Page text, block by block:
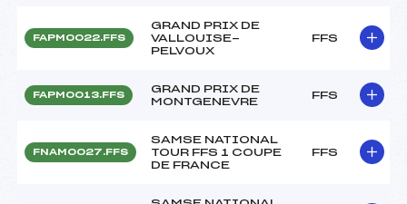
FAPM0022.FFS
GRAND PRIX DE
VALLOUISE-
PELVOUX
FFS
FAPM0013.FFS
GRAND PRIX DE
MONTGENEVRE
FFS
FNAM0027.FFS
SAMSE NATIONAL
TOUR FFS 1 COUPE
DE FRANCE
FFS